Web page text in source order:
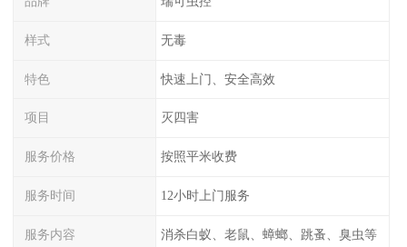
样式 无毒
特色 快速上门、安全高效
项目 灭四害
服务价格 按照平米收费
服务时间 12小时上门服务
服务内容 消杀白蚁、老鼠、蟑螂、跳蚤、臭虫等